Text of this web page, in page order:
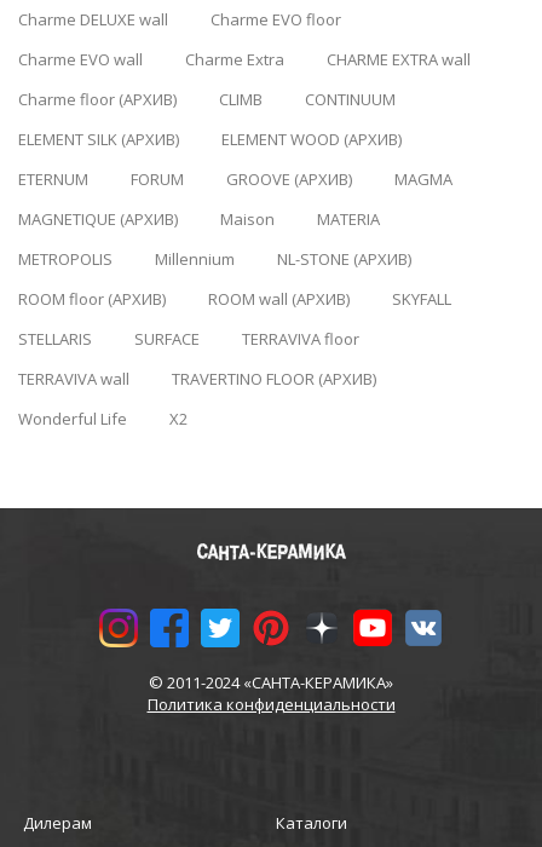
Charme DELUXE wall
Charme EVO floor
Charme EVO wall
Charme Extra
CHARME EXTRA wall
Charme floor (АРХИВ)
CLIMB
CONTINUUM
ELEMENT SILK (АРХИВ)
ELEMENT WOOD (АРХИВ)
ETERNUM
FORUM GROOVE (АРХИВ)
MAGMA
MAGNETIQUE (АРХИВ)
Maison
MATERIA
METROPOLIS
Millennium
NL-STONE (АРХИВ)
ROOM floor (АРХИВ)
ROOM wall (АРХИВ)
SKYFALL
STELLARIS
SURFACE
TERRAVIVA floor
TERRAVIVA wall
TRAVERTINO FLOOR (АРХИВ)
Wonderful Life
X2
© 2011-2024 «САНТА-КЕРАМИКА»
Политика конфиденциальности
Дилерам Каталоги